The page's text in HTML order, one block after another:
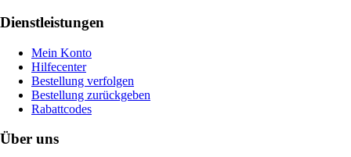
Dienstleistungen
Mein Konto
Hilfecenter
Bestellung verfolgen
Bestellung zurückgeben
Rabattcodes
Über uns